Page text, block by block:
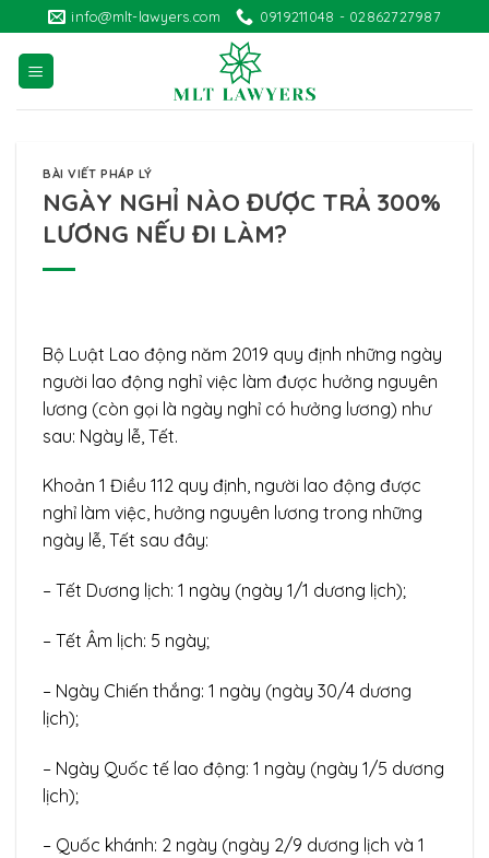
content
info@mlt-lawyers.com 0919211048 - 02862727987
BÀI VIẾT PHÁP LÝ
NGÀY NGHỈ NÀO ĐƯỢC TRẢ 300%
LƯƠNG NẾU ĐI LÀM?
Bộ Luật Lao động năm 2019 quy định những ngày
người lao động nghỉ việc làm được hưởng nguyên
lương (còn gọi là ngày nghỉ có hưởng lương) như
sau: Ngày lễ, Tết.
Khoản 1 Điều 112 quy định, người lao động được
nghỉ làm việc, hưởng nguyên lương trong những
ngày lễ, Tết sau đây:
– Tết Dương lịch: 1 ngày (ngày 1/1 dương lịch);
– Tết Âm lịch: 5 ngày;
– Ngày Chiến thắng: 1 ngày (ngày 30/4 dương
lịch);
– Ngày Quốc tế lao động: 1 ngày (ngày 1/5 dương
lịch);
– Quốc khánh: 2 ngày (ngày 2/9 dương lịch và 1